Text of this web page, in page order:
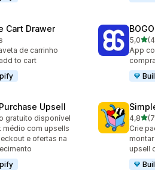
Cart Drawer
todo
de carrinho
to cart
5,0de
4043
App
Upsell
todo
gratuito disponível
médio com upsells
e ofertas na
4,8de
737
Crie
upsell